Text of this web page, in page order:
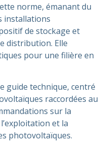
norme, émanant du
installations
de stockage et
distribution. Elle
pour une filière en
guide technique, centré
raccordées au
sur la
et la
photovoltaïques​​.